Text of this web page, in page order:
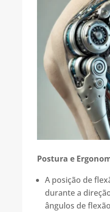
Postura e
A posição de
durante a
ângulos de